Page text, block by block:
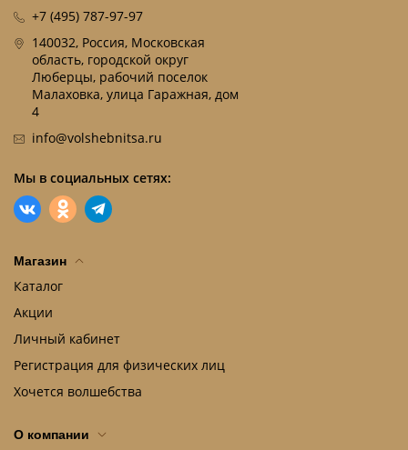
+7 (495) 787-97-97
140032, Россия, Московская
область, городской округ
Люберцы, рабочий поселок
Малаховка, улица Гаражная, дом
4
info@volshebnitsa.ru
Мы в социальных сетях:
Магазин
Каталог
Акции
Личный кабинет
Регистрация для физических лиц
Хочется волшебства
О компании